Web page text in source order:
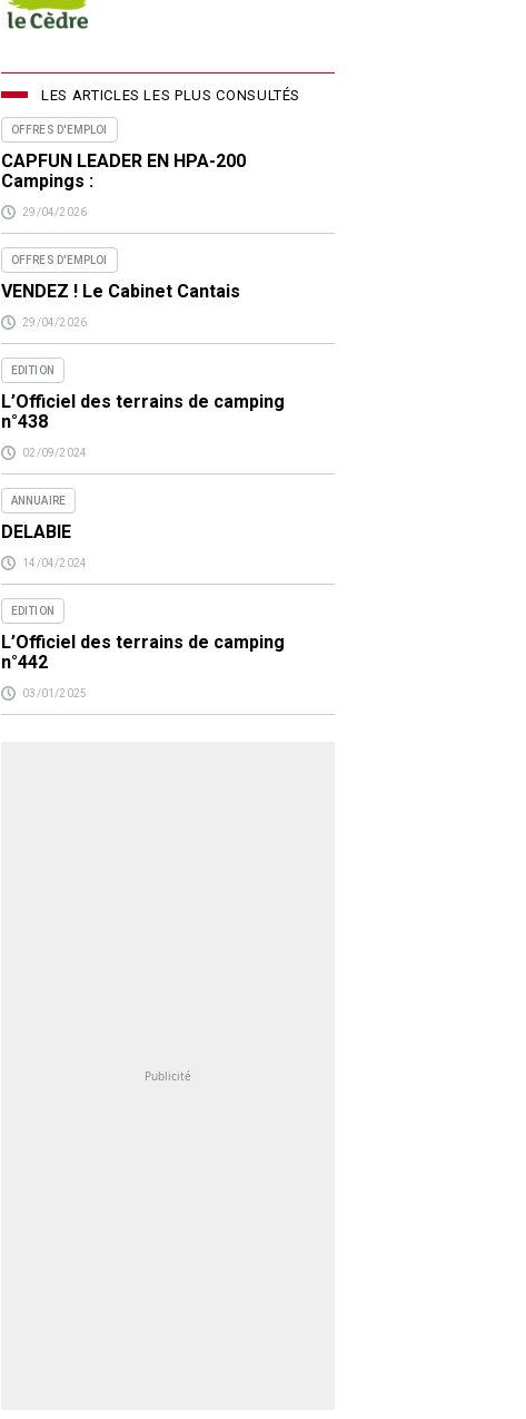
LES ARTICLES LES PLUS CONSULTÉS
OFFRES D'EMPLOI
CAPFUN LEADER EN HPA-200
Campings :
29/04/2026
OFFRES D'EMPLOI
VENDEZ ! Le Cabinet Cantais
29/04/2026
EDITION
L’Officiel des terrains de camping
n°438
02/09/2024
ANNUAIRE
DELABIE
14/04/2024
EDITION
L’Officiel des terrains de camping
n°442
03/01/2025